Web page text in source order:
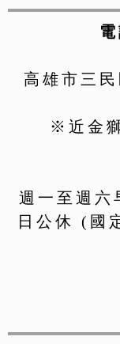
高雄市三
※近金
週一至週
日公休 (國